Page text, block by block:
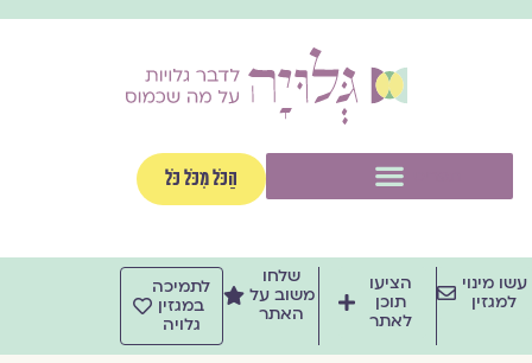
הַכֹּל מִכֹּל כֹּל
מינוי
למגזין
הציעו
תוכן
לאתר
שלחו
משוב על
האתר
לתמיכה
במגזין
גלויה